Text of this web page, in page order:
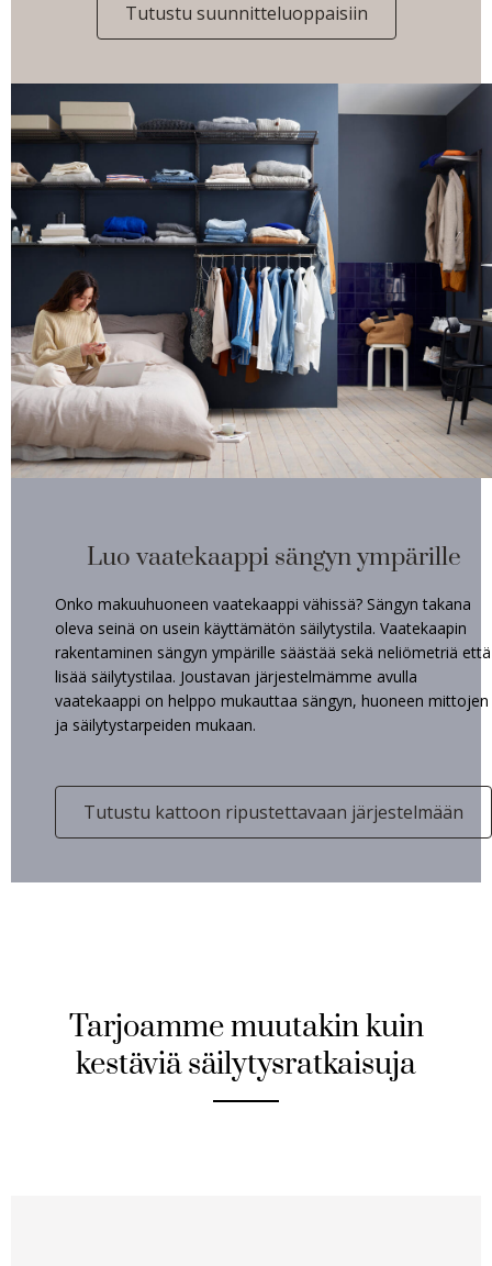
Tutustu suunnitteluoppaisiin
Luo vaatekaappi sängyn ympärille
Onko makuuhuoneen vaatekaappi vähissä? Sängyn takana
oleva seinä on usein käyttämätön säilytystila. Vaatekaapin
rakentaminen sängyn ympärille säästää sekä neliömetriä että
lisää säilytystilaa. Joustavan järjestelmämme avulla
vaatekaappi on helppo mukauttaa sängyn, huoneen mittojen
ja säilytystarpeiden mukaan.
Tutustu kattoon ripustettavaan järjestelmään
Tarjoamme muutakin kuin
kestäviä säilytysratkaisuja